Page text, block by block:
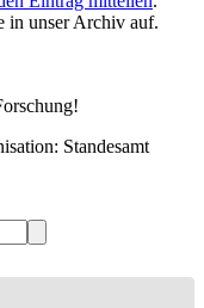
in unser Archiv auf.
Standesamt